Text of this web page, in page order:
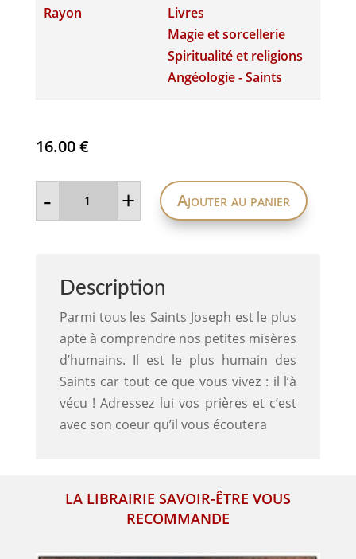
Rayon
Livres
Magie et sorcellerie
Spiritualité et religions
Angéologie - Saints
16.00€
- quantité
PUISSANCE
+ Ajouter au panier
Description
Parmi tous les Saints Joseph est le plus
apte à comprendre nos petites misères
d’humains. Il est le plus humain des
Saints car tout ce que vous vivez : il l’à
vécu ! Adressez lui vos prières et c’est
avec son coeur qu’il vous écoutera
LA LIBRAIRIE SAVOIR-ÊTRE VOUS
RECOMMANDE